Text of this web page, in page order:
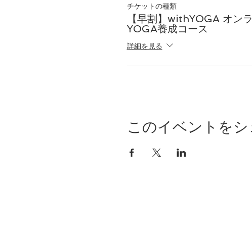
きが良くなる、翌朝の目覚め
す。
3時間×4回という習得しやす
陰ヨガの基本概論と効果的
しょう。
・日常的にヨガを練習してい
・日常的に陰ヨガのプラクテ
・陰ヨガを基礎から学んでみ
・オンライン、オフラインど
チケットの種類
【早割】withYOGA オン
YOGA養成コース
詳細を見る
このイベントを